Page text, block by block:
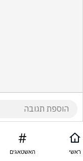
ראשי האשטאגים